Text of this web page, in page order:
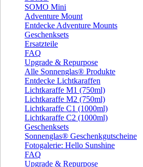
SOMO Mini
Adventure Mount
Entdecke Adventure Mounts
Geschenksets
Ersatzteile
FAQ
Upgrade & Repurpose
Alle Sonnenglas® Produkte
Entdecke Lichtkaraffen
Lichtkaraffe M1 (750ml)
Lichtkaraffe M2 (750ml)
Lichtkaraffe C1 (1000ml)
Lichtkaraffe C2 (1000ml)
Geschenksets
Sonnenglas® Geschenkgutscheine
Fotogalerie: Hello Sunshine
FAQ
Upgrade & Repurpose